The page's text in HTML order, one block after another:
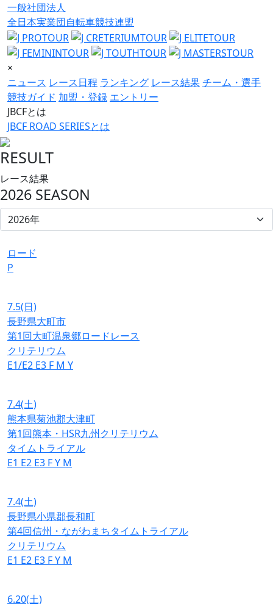
一般社団法人
全日本実業団自転車競技連盟
×
ニュース レース日程 ランキング レース結果チーム・選手
競技ガイド 加盟・登録 エントリー
JBCFとは
JBCF ROAD SERIESとは
RESULT
レース結果
2026 SEASON
ロード
P
7.5(日)
長野県大町市
第1回大町温泉郷ロードレース
クリテリウム
E1/E2 E3 F M Y
7.4(土)
熊本県菊池郡大津町
第1回熊本・HSR九州クリテリウム
タイムトライアル
E1 E2 E3 FY M
7.4(土)
長野県小県郡長和町
第4回信州・ながわまちタイムトライアル
クリテリウム
E1 E2 E3 FY M
6.20(土)